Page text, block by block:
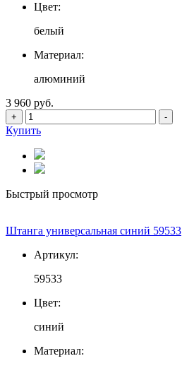
Цвет:
белый
Материал:
алюминий
3 960 руб.
+ -
Купить
Быстрый просмотр
Штанга универсальная синий 59533
Артикул:
59533
Цвет:
синий
Материал: